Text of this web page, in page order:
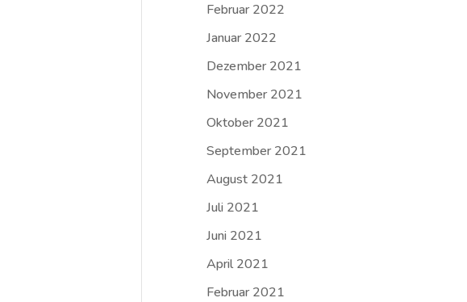
Februar 2022
Januar 2022
Dezember 2021
November 2021
Oktober 2021
September 2021
August 2021
Juli 2021
Juni 2021
April 2021
Februar 2021